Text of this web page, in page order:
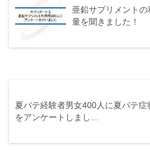
亜鉛サプリメント
量を聞きました！
夏バテ経験者男女400人に夏バテ症
をアンケートしまし…